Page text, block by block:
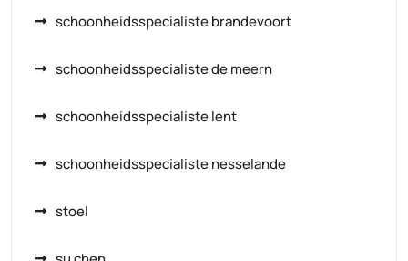
schoonheidsspecialiste brandevoort
schoonheidsspecialiste de meern
schoonheidsspecialiste lent
schoonheidsspecialiste nesselande
stoel